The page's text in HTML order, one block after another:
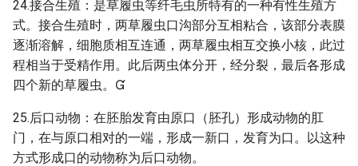
24.接合生殖：是草履虫等纤毛虫所特有的一种有性生殖方
式。接合生殖时，两草履虫口沟部分互相粘合，该部分表膜
逐渐溶解，细胞质相互连通，两草履虫相互交换小核，此过
程相当于受精作用。此后两虫体分开，经分裂，最后各形成
四个新的草履虫。
25.后口动物：在胚胎发育由原口（胚孔）形成动物的肛
门，在与原口相对的一端，形成一新口，发育为口。以这种
方式形成口的动物称为后口动物。